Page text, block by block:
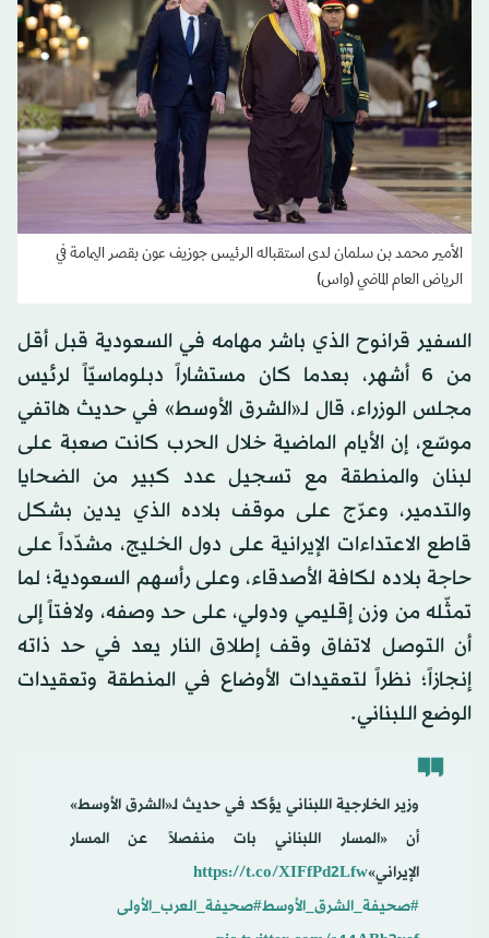
الأمير محمد بن سلمان لدى استقباله الرئيس جوزيف عون بقصر اليمامة في
الرياض العام الماضي (واس)
السفير قرانوح الذي باشر مهامه في السعودية قبل أقل
من 6 أشهر، بعدما كان مستشاراً دبلوماسيّاً لرئيس
مجلس الوزراء، قال لـ«الشرق الأوسط» في حديث هاتفي
موسّع، إن الأيام الماضية خلال الحرب كانت صعبة على
لبنان والمنطقة مع تسجيل عدد كبير من الضحايا
والتدمير، وعرّج على موقف بلاده الذي يدين بشكل
قاطع الاعتداءات الإيرانية على دول الخليج، مشدّداً على
حاجة بلاده لكافة الأصدقاء، وعلى رأسهم السعودية؛ لما
تمثّله من وزن إقليمي ودولي، على حد وصفه، ولافتاً إلى
أن التوصل لاتفاق وقف إطلاق النار يعد في حد ذاته
إنجازاً؛ نظراً لتعقيدات الأوضاع في المنطقة وتعقيدات
الوضع اللبناني.
وزير الخارجية اللبناني يؤكد في حديث لـ«الشرق الأوسط»
أن «المسار اللبناني بات منفصلاً عن المسار
الإيراني»https://t.co/XIFfPd2Lfw
#صحيفة_الشرق_الأوسط#صحيفة_العرب_الأولى